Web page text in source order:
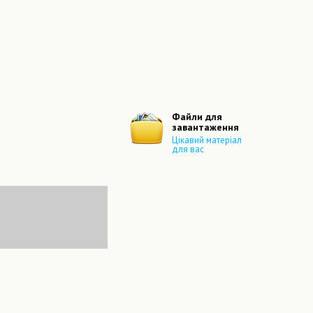
Файли для
завантаження
Цікавий матеріал
для вас